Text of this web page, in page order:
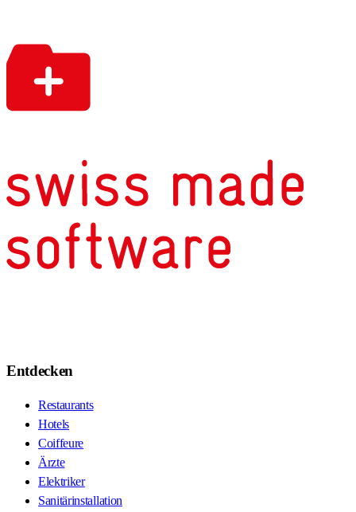
Entdecken
Restaurants
Hotels
Coiffeure
Ärzte
Elektriker
Sanitärinstallation